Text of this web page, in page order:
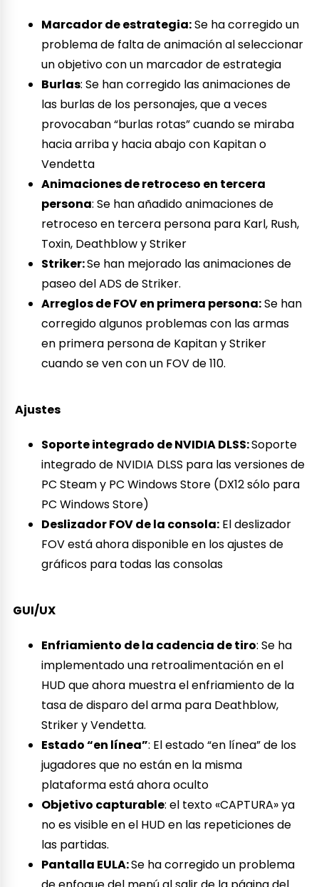
Marcador de estrategia:Se ha corregido un
problema de falta de animación al seleccionar
un objetivo con un marcador de estrategia
Burlas: Se han corregido las animaciones de
las burlas de los personajes, que a veces
provocaban “burlas rotas” cuando se miraba
hacia arriba y hacia abajo con Kapitan o
Vendetta
Animaciones de retroceso en tercera
persona: Se han añadido animaciones de
retroceso en tercera persona para Karl, Rush,
Toxin, Deathblow y Striker
Striker:Se han mejorado las animaciones de
paseo del ADS de Striker.
Arreglos de FOV en primera persona:Se han
corregido algunos problemas con las armas
en primera persona de Kapitan y Striker
cuando se ven con un FOV de 110.
Ajustes
Soporte integrado de NVIDIA DLSS:Soporte
integrado de NVIDIA DLSS para las versiones de
PC Steam y PC Windows Store (DX12 sólo para
PC Windows Store)
Deslizador FOV de la consola: El deslizador
FOV está ahora disponible en los ajustes de
gráficos para todas las consolas
GUI/UX
Enfriamiento de la cadencia de tiro: Se ha
implementado una retroalimentación en el
HUD que ahora muestra el enfriamiento de la
tasa de disparo del arma para Deathblow,
Striker y Vendetta.
Estado “en línea”: El estado “en línea” de los
jugadores que no están en la misma
plataforma está ahora oculto
Objetivo capturable: el texto «CAPTURA» ya
no es visible en el HUD en las repeticiones de
las partidas.
Pantalla EULA:Se ha corregido un problema